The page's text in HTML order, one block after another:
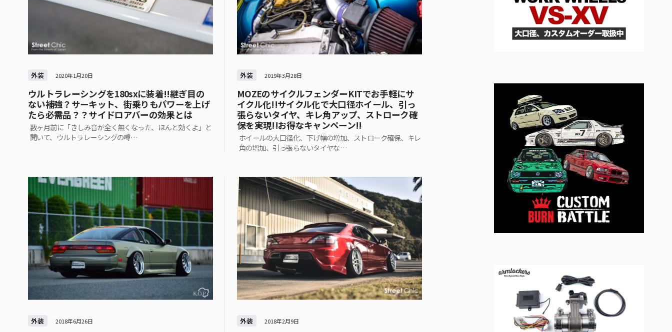
外装 2020年1月20日
ウルトラレーシングを180sxに装着!!継ぎ目の
ない補強？サーキット、街乗りもパワーを上げ
たら必需品？？サイドロアバーの効果とは
数ヶ月前に「きしみ音が全く無くなった、ほんと効くよ」と
聞いて、ウルトラレーシングの噂…
外装 2019年3月28日
MOZEのサイクルフェンダーKITでお手軽にサ
イクル化!!サイクル化で大口径ホイール、引っ
張らないタイヤ、キレ角アップ、ストローク確
保を実現!!お得なキャンペーン!!
ホイールの大口径化、下げ幅の増加、ストローク確保、キレ
角の増加、引っ張らないタイヤな…
外装 2018年6月26日 外装 2018年2月9日